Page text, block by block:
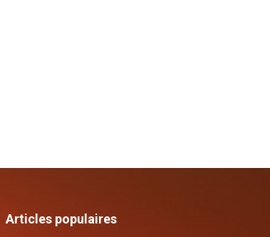
Articles populaires